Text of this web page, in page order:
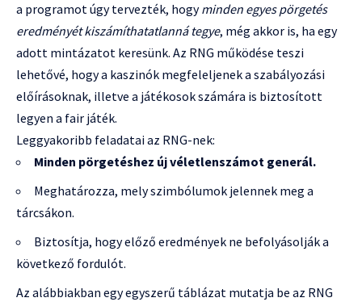
a programot úgy tervezték, hogyminden egyes pörgetés
eredményét kiszámíthatatlanná tegye, még akkor is, ha egy
adott mintázatot keresünk. Az RNG működése teszi
lehetővé, hogy a kaszinók megfeleljenek a szabályozási
előírásoknak, illetve a játékosok számára is biztosított
legyen a fair játék.
Leggyakoribb feladatai az RNG-nek:
Minden pörgetéshez új véletlenszámot generál.
Meghatározza, mely szimbólumok jelennek meg a
tárcsákon.
Biztosítja, hogy előző eredmények ne befolyásolják a
következő fordulót.
Az alábbiakban egy egyszerű táblázat mutatja be az RNG